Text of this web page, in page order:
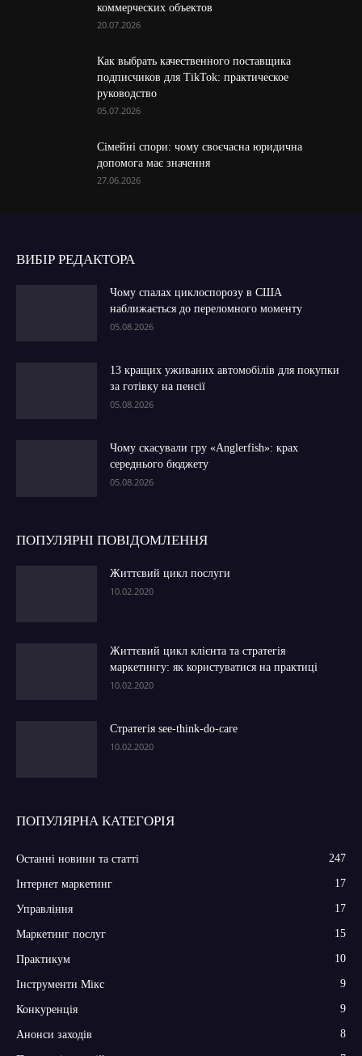
коммерческих объектов
20.07.2026
Как выбрать качественного поставщика
подписчиков для TikTok: практическое
руководство
05.07.2026
Сімейні спори: чому своєчасна юридична
допомога має значення
27.06.2026
ВИБІР РЕДАКТОРА
Чому спалах циклоспорозу в США
наближається до переломного моменту
05.08.2026
13 кращих уживаних автомобілів для покупки
за готівку на пенсії
05.08.2026
Чому скасували гру «Anglerfish»: крах
середнього бюджету
05.08.2026
ПОПУЛЯРНІ ПОВІДОМЛЕННЯ
Життєвий цикл послуги
10.02.2020
Життєвий цикл клієнта та стратегія
маркетингу: як користуватися на практиці
10.02.2020
Стратегія see-think-do-care
10.02.2020
ПОПУЛЯРНА КАТЕГОРІЯ
Останні новини та статті 247
Інтернет маркетинг 17
Управління 17
Маркетинг послуг 15
Практикум 10
Інструменти Мікс 9
Конкуренція 9
Анонси заходів 8